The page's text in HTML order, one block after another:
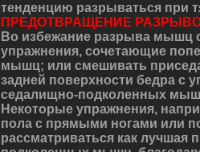
тенденцию разрываться при
ПРЕДОТВРАЩЕНИЕ
Во избежание разрыва мышц
упражнения, сочетающие
мышц; или смешивать
задней поверхности бедра с
седалищно-подколенных
Некоторые упражнения,
пола с прямыми ногами или
рассматриваться как лучшая